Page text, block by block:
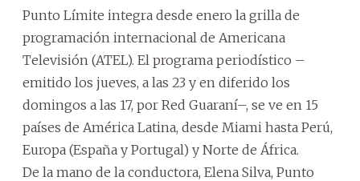
Punto Límite integra desde enero la grilla de
programación internacional de Americana
Televisión (ATEL). El programa periodístico –
emitido los jueves, a las 23 y en diferido los
domingos a las 17, por Red Guaraní–, se ve en 15
países de América Latina, desde Miami hasta Perú,
Europa (España y Portugal) y Norte de África.
De la mano de la conductora, Elena Silva, Punto